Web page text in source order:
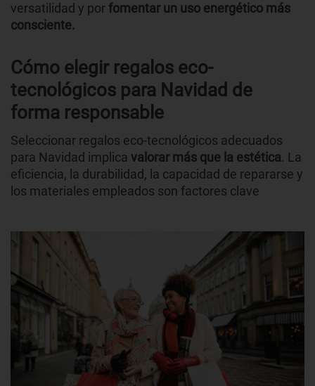
versatilidad y por fomentar un uso energético más
consciente.
Cómo elegir regalos eco-
tecnológicos para Navidad de
forma responsable
Seleccionar regalos eco-tecnológicos adecuados
para Navidad implica valorar más que la estética. La
eficiencia, la durabilidad, la capacidad de repararse y
los materiales empleados son factores clave